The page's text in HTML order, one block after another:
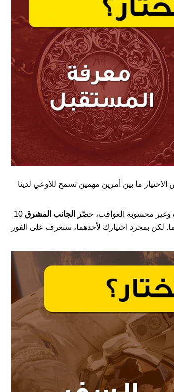
ما بين أمرين مهمين تسمح للاوعي لدينا
وغير محسوبة العواقب، حضّر الجانب المشرق 10
لكن بمجرد اختيارك لأحدهما، ستعرف على الفور